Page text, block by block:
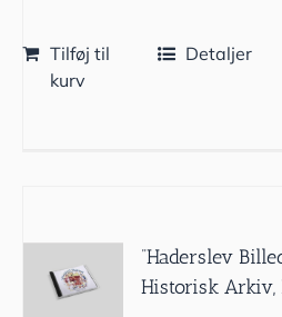
Tilføj til
kurv
Detaljer
”Haderslev
Historisk Arkiv,